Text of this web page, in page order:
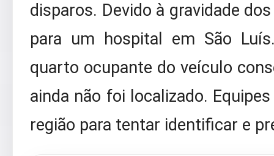
disparos. Devido à gravidade
para um hospital em São
quarto ocupante do veículo
ainda não foi localizado.
região para tentar identificar e